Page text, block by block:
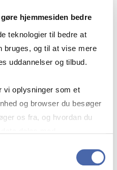
hjemmesiden bedre
teknologier til bedre at
bruges, og til at vise mere
uddannelser og tilbud.
vi oplysninger som et
og browser du besøger
os fra, og hvordan du
selv - og kan altid trække
og nationalt
til EU-retten og i